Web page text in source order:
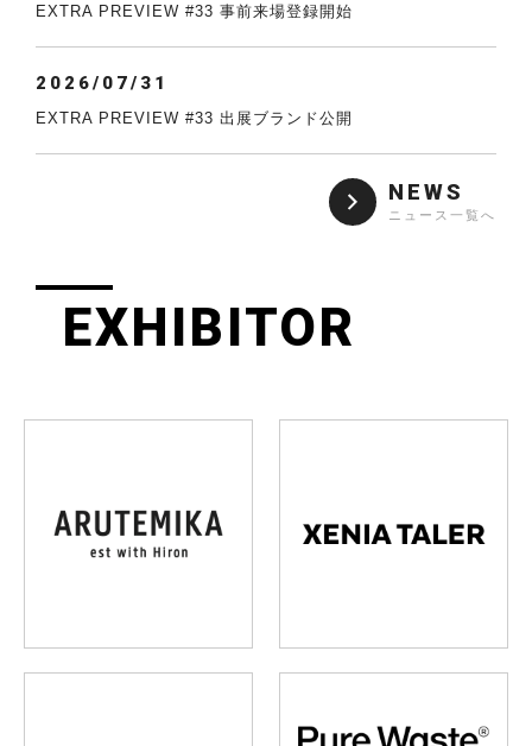
EXTRA PREVIEW #33 事前来場登録開始
2026/07/31
EXTRA PREVIEW #33 出展ブランド公開
NEWS
ニュース一覧へ
EXHIBITOR